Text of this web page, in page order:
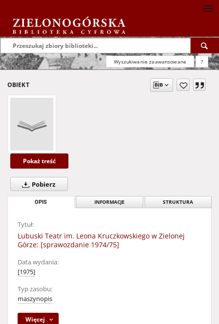
Wyszukiwanie zaawansowane ?
OBIEKT
Pokaż treść
Pobierz
OPIS INFORMACJE STRUKTURA
Tytuł:
Lubuski Teatr im. Leona Kruczkowskiego w Zielonej
Górze: [sprawozdanie 1974/75]
Data wydania:
[1975]
Typ zasobu:
maszynopis
Więcej